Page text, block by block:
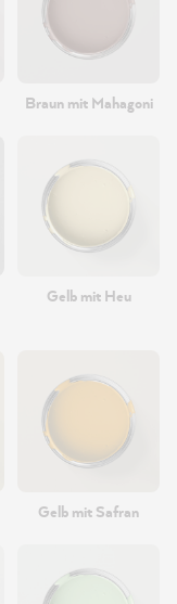
Braun mit Mahagoni
Gelb mit Heu
Gelb mit Safran